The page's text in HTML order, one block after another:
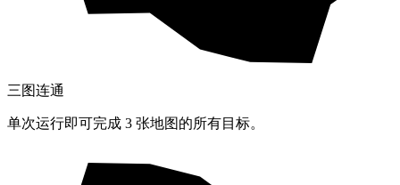
三图连通
单次运行即可完成 3 张地图的所有目标。